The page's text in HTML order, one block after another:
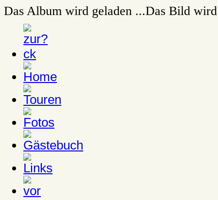
Das Album wird geladen ...Das Bild